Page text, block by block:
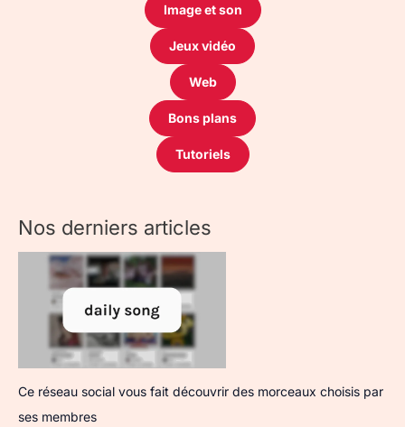
Image et son
Jeux vidéo
Web
Bons plans
Tutoriels
Nos derniers articles
Ce réseau social vous fait découvrir des morceaux choisis par
ses membres